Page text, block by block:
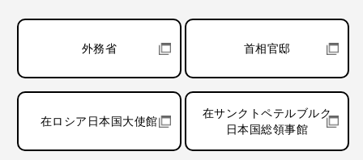
外務省 首相官邸
在ロシア日本国大使館
在サンクトペテルブルク
日本国総領事館